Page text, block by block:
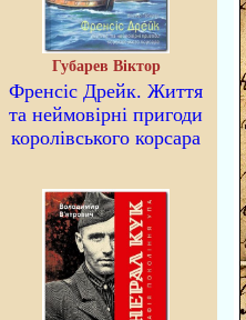
Губарев Віктор
Френсіс Дрейк. Життя
та неймовірні пригоди
королівського корсара